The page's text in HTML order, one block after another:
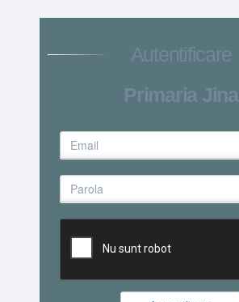
Autentificare
Primaria Jina